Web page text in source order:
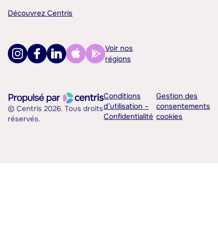
Découvrez Centris
Voir nos
régions
© Centris 2026. Tous droits
réservés.
Conditions
d’utilisation –
Confidentialité
Gestion des
consentements
cookies